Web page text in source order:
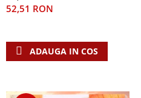
52,51 RON
ADAUGA IN COS